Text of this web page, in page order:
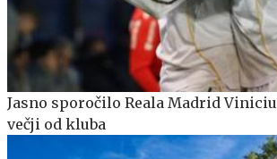
Jasno sporočilo Reala Madrid
večji od kluba